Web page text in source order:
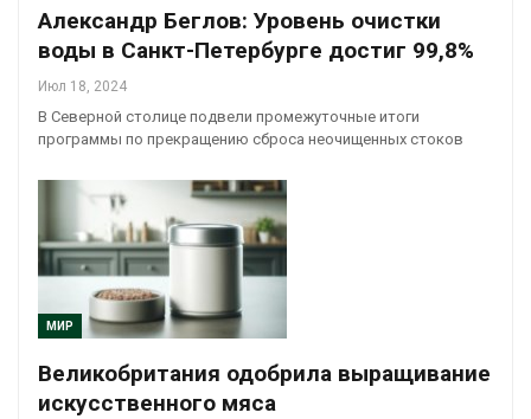
Александр Беглов: Уровень очистки
воды в Санкт-Петербурге достиг 99,8%
Июл 18, 2024
В Северной столице подвели промежуточные итоги
программы по прекращению сброса неочищенных стоков
МИР
Великобритания одобрила выращивание
искусственного мяса